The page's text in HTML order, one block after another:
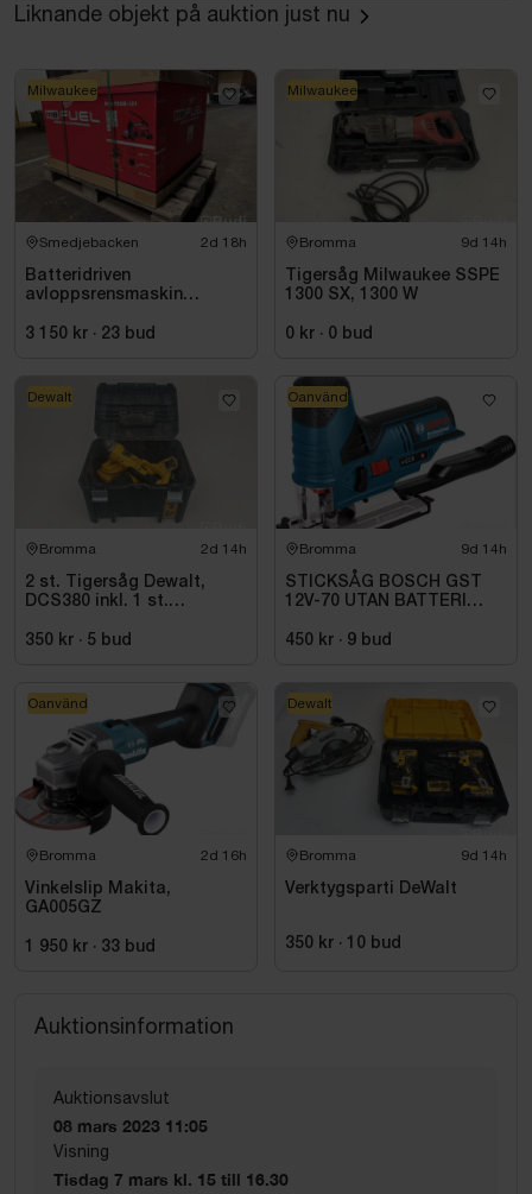
Liknande objekt på auktion just nu
Smedjebacken 2d 18h
Batteridriven
avloppsrensmaskin
FSSM-121 | Oanvänd
3 150 kr · 23 bud
Milwaukee
Bromma 9d 14h
Tigersåg Milwaukee SSPE
1300 SX, 1300 W
0 kr · 0 bud
Milwaukee
Bromma 2d 14h
2 st. Tigersåg Dewalt,
DCS380 inkl. 1 st.
350 kr · 5 bud
Dewalt
Bromma 9d 14h
STICKSÅG BOSCH GST
12V-70 UTAN BATTERI
450 kr · 9 bud
Oanvänd
Bromma 2d 16h
Vinkelslip Makita,
GA005GZ
1 950 kr · 33 bud
Oanvänd
Bromma 9d 14h
Verktygsparti DeWalt
350 kr · 10 bud
Dewalt
Auktionsinformation
Auktionsavslut
08 mars 2023 11:05
Visning
Tisdag 7 mars kl. 15 till 16.30